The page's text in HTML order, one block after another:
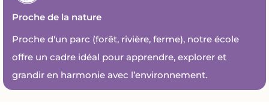
Proche de la nature
Proche d'un parc (forêt, rivière, ferme), notre école
offre un cadre idéal pour apprendre, explorer et
grandir en harmonie avec l’environnement.